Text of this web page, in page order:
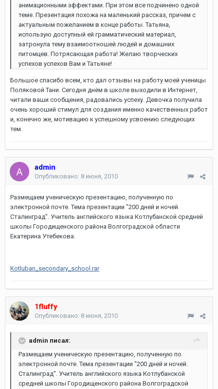
анимационными эффектами. При этом все подчинено одной
теме. Презентация похожа на маленький рассказ, причем с
актуальным пожеланием в конце работы. Татьяна,
использую доступный ей грамматический материал,
затронула тему взаимоотношей людей и домашних
питомцев. Потрясающая работа! Желаю творческих
успехов успехов Вам и Татьяне!
Большое спасибо всем, кто дал отзывы на работу моей ученицы
Поляковой Тани. Сегодня днём в школе выходили в Интернет,
читали ваши сообщения, радовались успеху. Девочка получила
очень хороший стимул для создания именно качественных работ
и, конечно же, мотивацию к успешному усвоению следующих
тем.
admin
Опубликовано: 8 июня, 2010
Размещаем ученическую презентацию, полученную по
электронной почте. Тема презентации "200 дней и ночей.
Сталинград". Учитель английского языка Котлубанской средней
школы Городищенского района Волгоградской области
Екатерина Утебекова.
Kotluban_secondary_school.rar
1fluffy
Опубликовано: 8 июня, 2010
admin писал:
Размещаем ученическую презентацию, полученную по
электронной почте. Тема презентации "200 дней и ночей.
Сталинград". Учитель английского языка Котлубанской
средней школы Городищенского района Волгоградской